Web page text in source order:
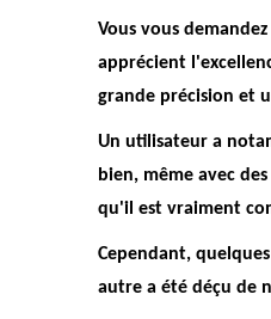
Vous vous
apprécient
grande précision et
Un utilisateur a
bien, même avec
qu'il est vraiment
Cependant,
autre a été déçu de